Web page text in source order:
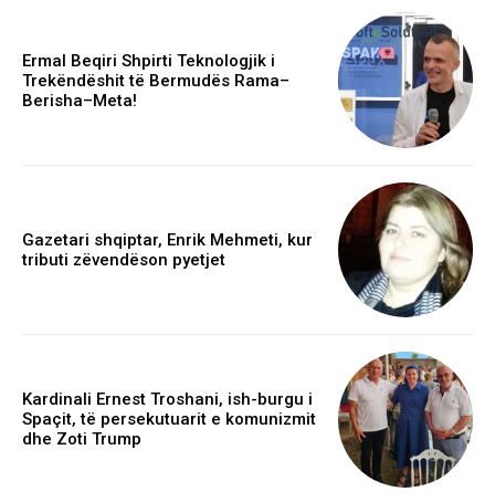
Ermal Beqiri Shpirti Teknologjik i
Trekëndëshit të Bermudës Rama–
Berisha–Meta!
Gazetari shqiptar, Enrik Mehmeti, kur
tributi zëvendëson pyetjet
Kardinali Ernest Troshani, ish-burgu i
Spaçit, të persekutuarit e komunizmit
dhe Zoti Trump